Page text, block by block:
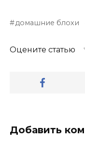
домашние блохи
Оцените статью
Добавить